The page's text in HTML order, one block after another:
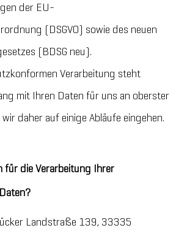
der EU-
(DSGVO) sowie des neuen
(BDSG neu).
Verarbeitung steht
mit Ihren Daten für uns an oberster
daher auf einige Abläufe eingehen.
für die Verarbeitung Ihrer
Landstraße 139, 33335